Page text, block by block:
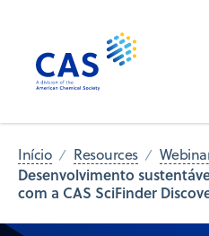
Início Resources
Desenvolvimento
com a CAS SciFinder